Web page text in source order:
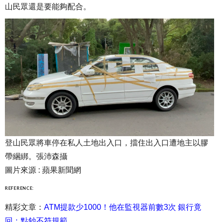
山民眾還是要能夠配合。
登山民眾將車停在私人土地出入口，擋住出入口遭地主以膠
帶綑綁。張沛森攝
圖片來源 : 蘋果新聞網
REFERENCE:
精彩文章： ATM提款少1000！他在監視器前數3次 銀行竟